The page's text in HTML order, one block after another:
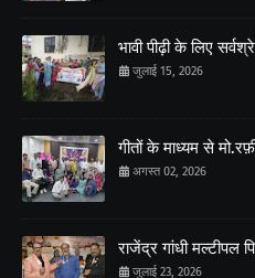
भावी पीढ़ी के लिए
जुलाई 15, 2026
गीतों के माध्यम से
अगस्त 02, 2026
राजेंद्र गांधी मल्टीपल
जुलाई 23, 2026